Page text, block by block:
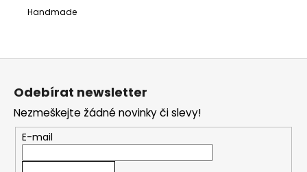
Handmade
Odebírat newsletter
Nezmeškejte žádné novinky či slevy!
E-mail